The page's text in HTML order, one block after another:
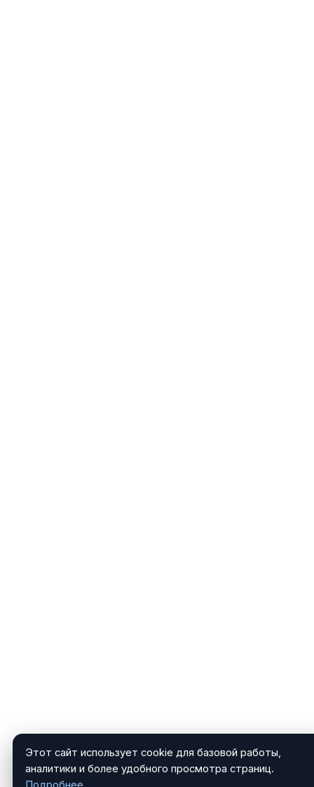
Этот сайт использует cookie для базовой работы,
аналитики и более удобного просмотра страниц.